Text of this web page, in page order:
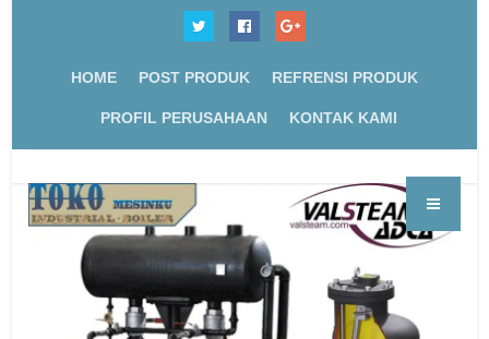
HOME POST PRODUK REFRENSI PRODUK
PROFIL PERUSAHAAN KONTAK KAMI